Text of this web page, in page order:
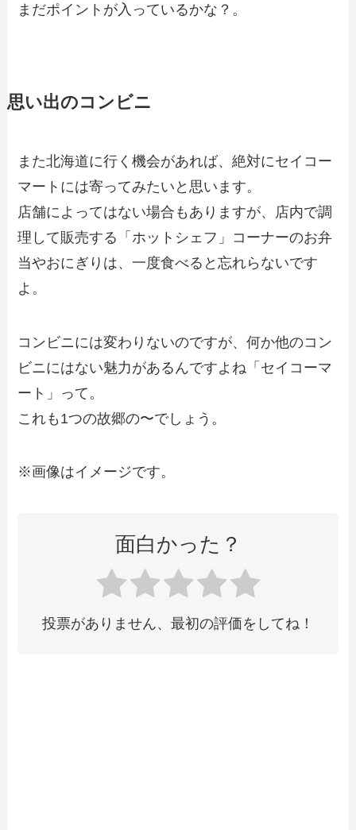
まだポイントが入っているかな？。
思い出のコンビニ
また北海道に行く機会があれば、絶対にセイコー
マートには寄ってみたいと思います。
店舗によってはない場合もありますが、店内で調
理して販売する「ホットシェフ」コーナーのお弁
当やおにぎりは、一度食べると忘れらないです
よ。
コンビニには変わりないのですが、何か他のコン
ビニにはない魅力があるんですよね「セイコーマ
ート」って。
これも1つの故郷の〜でしょう。
※画像はイメージです。
面白かった？
投票がありません、最初の評価をしてね！